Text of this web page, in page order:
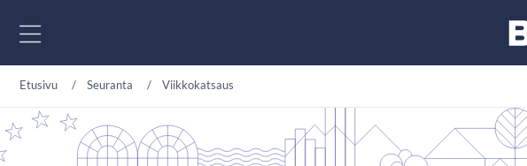
Etusivu Seuranta Viikkokatsaus